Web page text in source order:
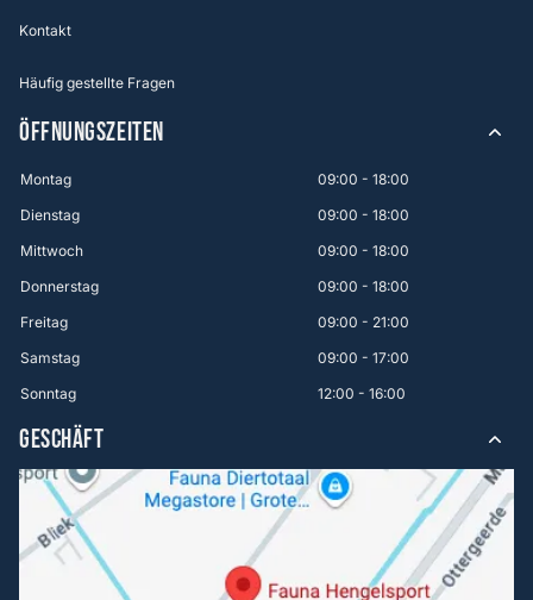
Kontakt
Häufig gestellte Fragen
ÖFFNUNGSZEITEN
Montag
09:00 - 18:00
Dienstag
09:00 - 18:00
Mittwoch
09:00 - 18:00
Donnerstag
09:00 - 18:00
Freitag
09:00 - 21:00
Samstag
09:00 - 17:00
Sonntag
12:00 - 16:00
GESCHÄFT